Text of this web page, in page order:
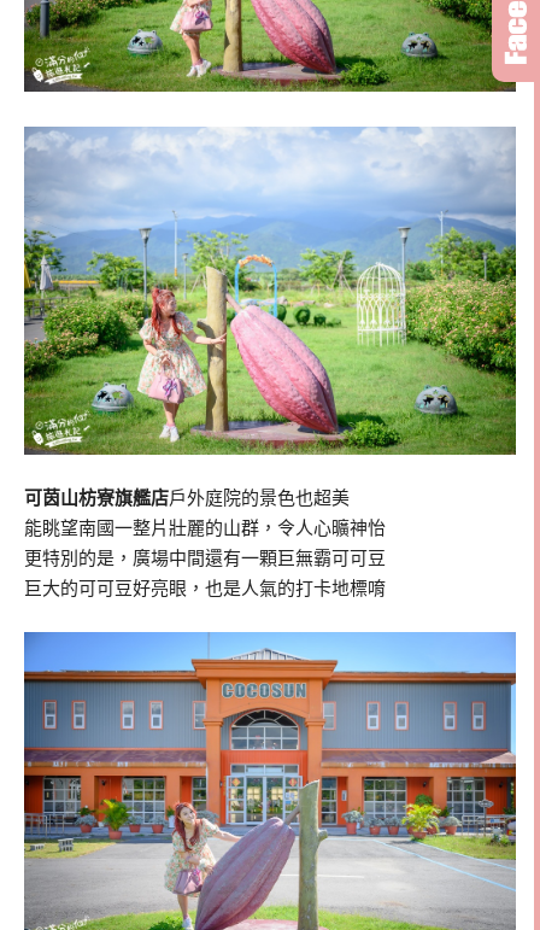
可茵山枋寮旗艦店戶外庭院的景色也超美
能眺望南國一整片壯麗的山群，令人心曠神怡
更特別的是，廣場中間還有一顆巨無霸可可豆
巨大的可可豆好亮眼，也是人氣的打卡地標唷